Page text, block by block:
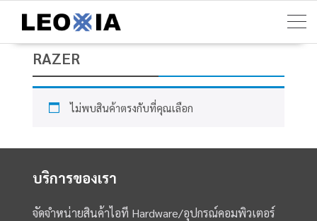
content
RAZER
ไม่พบสินค้าตรงกับที่คุณเลือก
บริการของเรา
จัดจำหน่ายสินค้าไอที Hardware/อุปกรณ์คอมพิวเตอร์